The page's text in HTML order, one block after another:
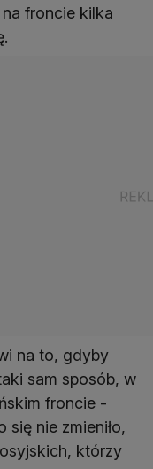
froncie kilka
na to, gdyby
sam sposób, w
froncie -
się nie zmieniło,
którzy